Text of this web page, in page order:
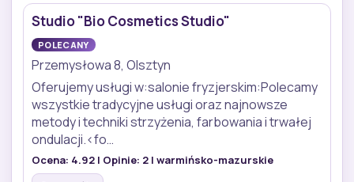
Studio "Bio Cosmetics Studio"
POLECANY
Przemysłowa 8, Olsztyn
Oferujemy usługi w:salonie fryzjerskim:Polecamy
wszystkie tradycyjne usługi oraz najnowsze
metody i techniki strzyżenia, farbowania i trwałej
ondulacji.<fo…
Ocena: 4.92 | Opinie: 2 | warmińsko-mazurskie